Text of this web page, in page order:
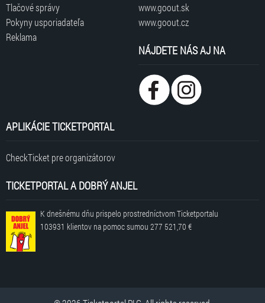
Tlačové správy
Pokyny usporiadateľa
Reklama
www.goout.sk
www.goout.cz
NÁJDETE NÁS AJ NA
APLIKÁCIE TICKETPORTAL
CheckTicket pre organizátorov
TICKETPORTAL A DOBRÝ ANJEL
K dnešnému dňu prispelo prostredníctvom Ticketportalu
103931 klientov na pomoc sumou 277 521,70 €